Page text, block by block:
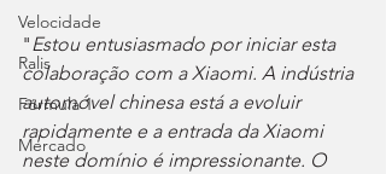
Velocidade
Ralis
Fórmula 1
Mercado
"Estou entusiasmado por iniciar esta
colaboração com a Xiaomi. A indústria
automóvel chinesa está a evoluir
rapidamente e a entrada da Xiaomi
neste domínio é impressionante. O